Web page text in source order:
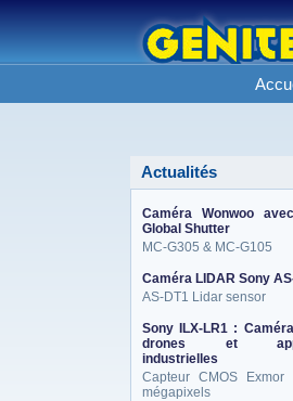
Actualités
Caméra Wonwoo
Global Shutter
MC-G305 & MC-G105
Caméra LIDAR Sony
AS-DT1 Lidar sensor
Sony ILX-LR1 :
drones et
industrielles
Capteur CMOS
mégapixels